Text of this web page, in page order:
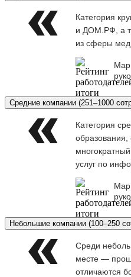
Категория
и ДОМ.РФ, а
из сферы
Средние компании (251–1000
Категория
образования,
услуг по
Небольшие компании (100–250
Среди
месте —
отличаются